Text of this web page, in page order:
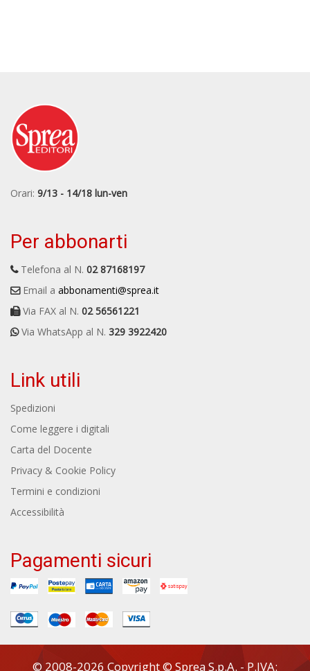
Orari: 9/13 - 14/18 lun-ven
Per abbonarti
Telefona al N. 02 87168197
Email a abbonamenti@sprea.it
Via FAX al N. 02 56561221
Via WhatsApp al N. 329 3922420
Link utili
Spedizioni
Come leggere i digitali
Carta del Docente
Privacy & Cookie Policy
Termini e condizioni
Accessibilità
Pagamenti sicuri
© 2008-2026 Copyright © Sprea S.p.A. - P.IVA: